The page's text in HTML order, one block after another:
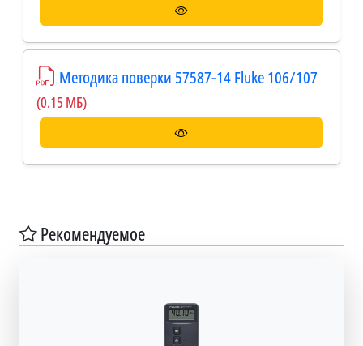
Методика поверки 57587-14 Fluke 106/107
(0.15 МБ)
Рекомендуемое